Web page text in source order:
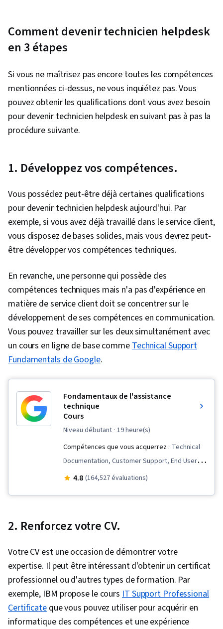
Dépannage du matériel, Documentation
technique, Soutien à la clientèle, Formation et
informatiques, Soutien au réseau,
Documentation du logiciel, Rédaction
technique, Modèle de réseau, Protocoles de
réseau, Modèles OSI, Réseaux sans fil,
Protocole de configuration dynamique de l'hôte
mise en réseau
Comment devenir technicien helpdesk
en 3 étapes
Si vous ne maîtrisez pas encore toutes les compétences
mentionnées ci-dessus, ne vous inquiétez pas. Vous
pouvez obtenir les qualifications dont vous avez besoin
pour devenir technicien helpdesk en suivant pas à pas la
procédure suivante.
1. Développez vos compétences.
Vous possédez peut-être déjà certaines qualifications
pour devenir technicien helpdesk aujourd'hui. Par
exemple, si vous avez déjà travaillé dans le service client,
vous disposez de bases solides, mais vous devrez peut-
être développer vos compétences techniques.
En revanche, une personne qui possède des
compétences techniques mais n'a pas d'expérience en
matière de service client doit se concentrer sur le
développement de ses compétences en communication.
Vous pouvez travailler sur les deux simultanément avec
un cours en ligne de base commeTechnical Support
Fundamentals de Google.
Fondamentaux de l'assistance
technique
Cours
niveau débutant · 19 heure(s)
Compétences que vous acquerrez : Technical
Documentation, Customer Support, End User
Training and Support, Computer Networking,
Software Documentation, Computer Hardware,
Services, General Networking, System Support
4.8 (164,527 évaluations)
2. Renforcez votre CV.
Votre CV est une occasion de démontrer votre
expertise. Il peut être intéressant d'obtenir un certificat
professionnel ou d'autres types de formation. Par
exemple, IBM propose le cours IT Support Professional
Certificateque vous pouvez utiliser pour acquérir en
informatique des compétences et une expérience